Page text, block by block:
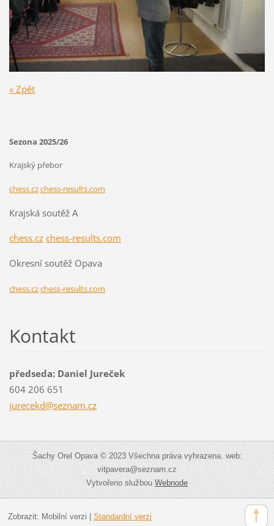
« Zpět
Sezona 2025/26
Krajský přebor
chess.czchess-results.com
Krajská soutěž A
chess.cz chess-results.com
Okresní soutěž Opava
chess.czchess-results.com
Kontakt
předseda: Daniel Jureček
604 206 651
jurecekd@seznam.cz
Šachy Orel Opava © 2023 Všechna práva vyhrazena. web:
vitpavera@seznam.cz
Vytvořeno službouWebnode
Zobrazit: Mobilní verzi Standardní verzi